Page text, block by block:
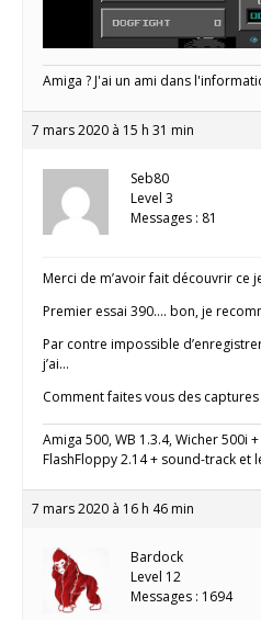
Amiga ? J'ai un ami dans
7 mars 2020 à 15 h 31 min
Seb80
Level 3
Messages : 81
Merci de m’avoir fait découvrir ce
Premier essai 390…. bon, je
Par contre impossible
j’ai…
Comment faites vous des
Amiga 500, WB 1.3.4, Wicher 500i
FlashFloppy 2.14 + sound-track et
7 mars 2020 à 16 h 46 min
Bardock
Level 12
Messages : 1694